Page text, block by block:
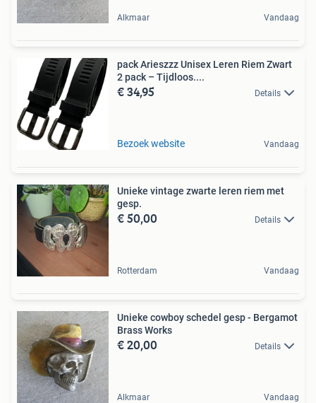
Alkmaar Vandaag
pack Arieszzz Unisex Leren Riem Zwart
2 pack – Tijdloos....
€ 34,95 Details
Bezoek website Vandaag
Unieke vintage zwarte leren riem met
gesp.
€ 50,00 Details
Rotterdam Vandaag
Unieke cowboy schedel gesp - Bergamot
Brass Works
€ 20,00 Details
Alkmaar Vandaag